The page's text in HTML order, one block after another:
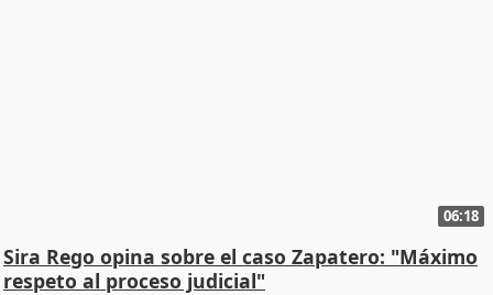
06:18
Sira Rego opina sobre el caso Zapatero: "Máximo
respeto al proceso judicial"